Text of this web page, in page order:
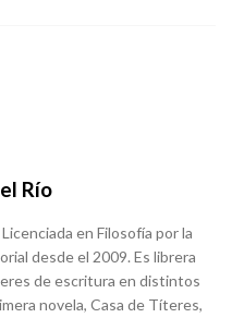
Río
en Filosofía por la
desde el 2009. Es librera
de escritura en distintos
novela, Casa de Títeres,